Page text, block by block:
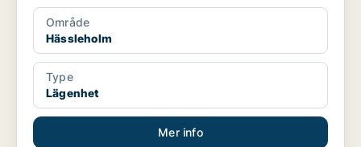
Område
Hässleholm
Type
Lägenhet
Mer info